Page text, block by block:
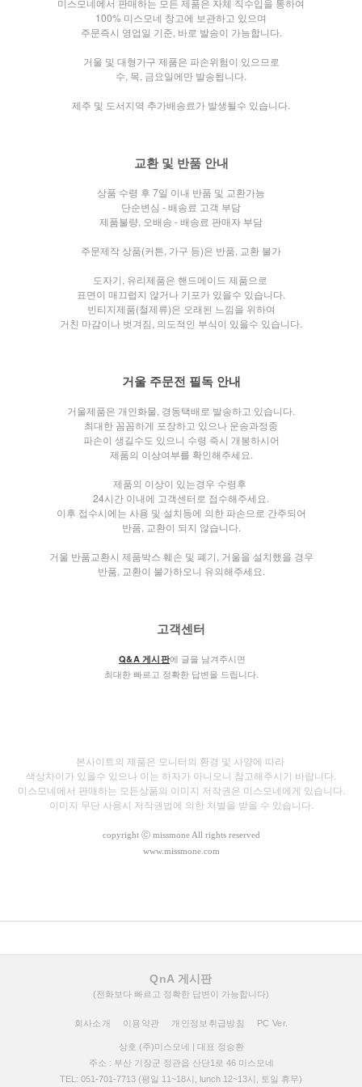
미스모네에서 판매하는 모든 제품은 자체 직수입을 통하여
100% 미스모네 창고에 보관하고 있으며
주문즉시 영업일 기준, 바로 발송이 가능합니다.
거울 및 대형가구 제품은 파손위험이 있으므로
수, 목, 금요일에만 발송됩니다.
제주 및 도서지역 추가배송료가 발생될수 있습니다.
교환 및 반품 안내
상품 수령 후 7일 이내 반품 및 교환가능
단순변심 - 배송료 고객 부담
제품불량, 오배송 - 배송료 판매자 부담
주문제작 상품(커튼, 가구 등)은 반품, 교환 불가
도자기, 유리제품은 핸드메이드 제품으로
표면이 매끄럽지 않거나 기포가 있을수 있습니다.
빈티지제품(철제류)은 오래된 느낌을 위하여
거친 마감이나 벗겨짐, 의도적인 부식이 있을수 있습니다.
거울 주문전 필독 안내
거울제품은 개인화물, 경동택배로 발송하고 있습니다.
최대한 꼼꼼하게 포장하고 있으나 운송과정중
파손이 생길수도 있으니 수령 즉시 개봉하시어
제품의 이상여부를 확인해주세요.
제품의 이상이 있는경우 수령후
24시간 이내에 고객센터로 접수해주세요.
이후 접수시에는 사용 및 설치등에 의한 파손으로 간주되어
반품, 교환이 되지 않습니다.
거울 반품교환시 제품박스 훼손 및 폐기, 거울을 설치했을 경우
반품, 교환이 불가하오니 유의해주세요.
고객센터
Q&A 게시판에 글을 남겨주시면
최대한 빠르고 정확한 답변을 드립니다.
본사이트의 제품은 모니터의 환경 및 사양에 따라
색상차이가 있을수 있으나 이는 하자가 아니오니 참고해주시기 바랍니다.
미스모네에서 판매하는 모든상품의 이미지 저작권은 미스모네에게 있습니다.
이미지 무단 사용시 저작권법에 의한 처벌을 받을 수 있습니다.
copyright ⓒ missmone All rights reserved
www.missmone.com
QnA 게시판
(전화보다 빠르고 정확한 답변이 가능합니다)
회사소개 이용약관 개인정보취급방침 PC Ver.
상호 (주)미스모네 | 대표 정승환
주소 : 부산 기장군 정관읍 산단1로 46 미스모네
TEL: 051-701-7713 (평일 11~18시, lunch 12~13시, 토일 휴무)